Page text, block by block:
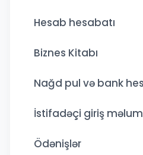
Hesab hesabatı
Biznes Kitabı
Nağd pul və bank
İstifadəçi giriş
Ödənişlər